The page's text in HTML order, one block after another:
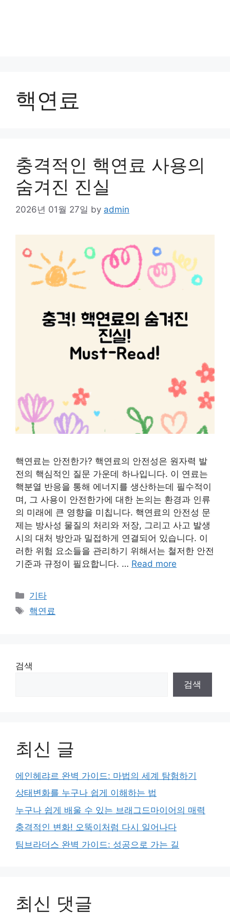
핵연료
충격적인 핵연료 사용의
숨겨진 진실
2026년 01월 27일 by admin
핵연료는 안전한가? 핵연료의 안전성은 원자력 발
전의 핵심적인 질문 가운데 하나입니다. 이 연료는
핵분열 반응을 통해 에너지를 생산하는데 필수적이
며, 그 사용이 안전한가에 대한 논의는 환경과 인류
의 미래에 큰 영향을 미칩니다. 핵연료의 안전성 문
제는 방사성 물질의 처리와 저장, 그리고 사고 발생
시의 대처 방안과 밀접하게 연결되어 있습니다. 이
러한 위험 요소들을 관리하기 위해서는 철저한 안전
기준과 규정이 필요합니다. … Read more
Categories
기타
Tags
핵연료
검색
검색
최신 글
에인헤랴르 완벽 가이드: 마법의 세계 탐험하기
상태변화를 누구나 쉽게 이해하는 법
누구나 쉽게 배울 수 있는 브래그드마이어의 매력
충격적인 변화! 오뚝이처럼 다시 일어나다
팀브라더스 완벽 가이드: 성공으로 가는 길
최신 댓글